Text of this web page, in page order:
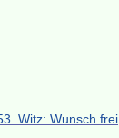
Witz: Wunsch frei